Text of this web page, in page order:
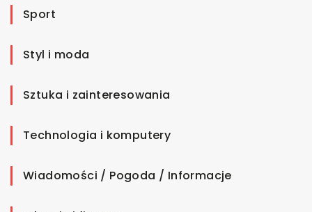
Sport
Styl i moda
Sztuka i zainteresowania
Technologia i komputery
Wiadomości / Pogoda / Informacje